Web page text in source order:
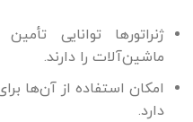
ژنراتورها توانایی
ماشین‌آلات را دارند.
امکان استفاده از آن‌ها
دارد.